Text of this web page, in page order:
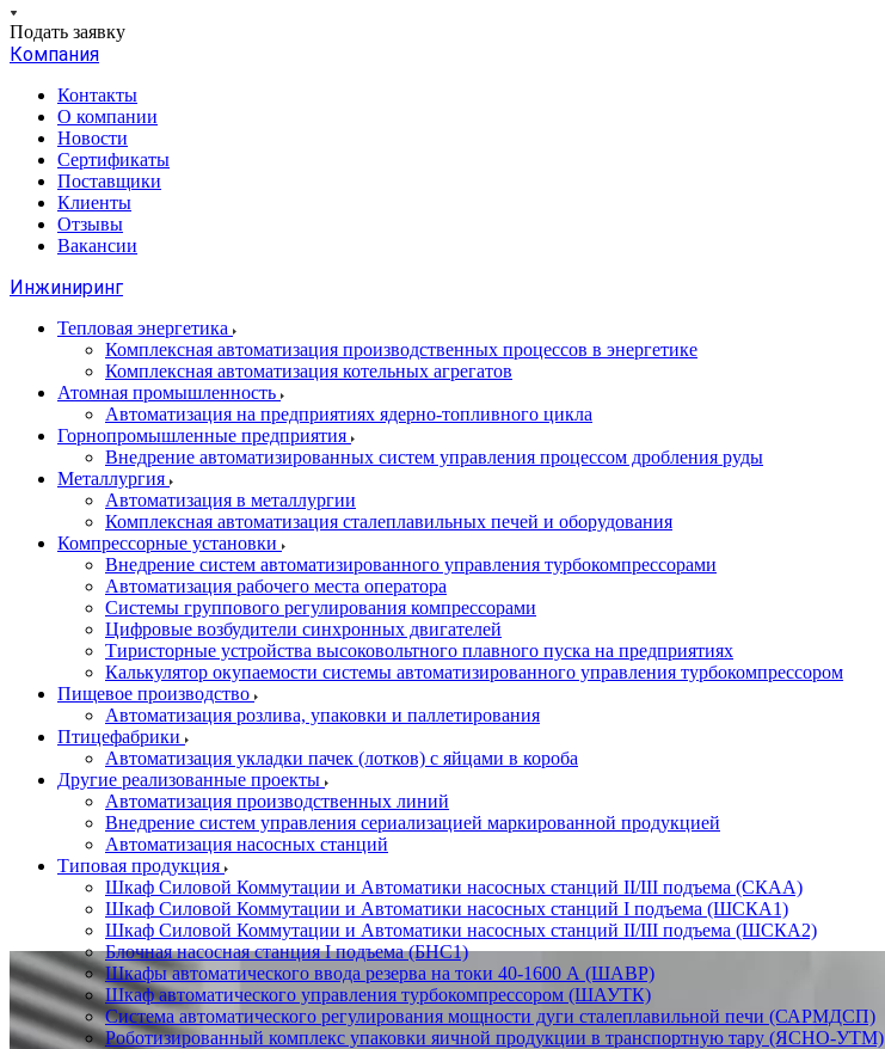
Подать заявку
Компания
Контакты
О компании
Новости
Сертификаты
Поставщики
Клиенты
Отзывы
Вакансии
Инжиниринг
Тепловая энергетика
Комплексная автоматизация производственных процессов в энергетике
Комплексная автоматизация котельных агрегатов
Атомная промышленность
Автоматизация на предприятиях ядерно-топливного цикла
Горнопромышленные предприятия
Внедрение автоматизированных систем управления процессом дробления руды
Металлургия
Автоматизация в металлургии
Комплексная автоматизация сталеплавильных печей и оборудования
Компрессорные установки
Внедрение систем автоматизированного управления турбокомпрессорами
Автоматизация рабочего места оператора
Системы группового регулирования компрессорами
Цифровые возбудители синхронных двигателей
Тиристорные устройства высоковольтного плавного пуска на предприятиях
Калькулятор окупаемости системы автоматизированного управления турбокомпрессором
Пищевое производство
Автоматизация розлива, упаковки и паллетирования
Птицефабрики
Автоматизация укладки пачек (лотков) с яйцами в короба
Другие реализованные проекты
Автоматизация производственных линий
Внедрение систем управления сериализацией маркированной продукцией
Автоматизация насосных станций
Типовая продукция
Шкаф Силовой Коммутации и Автоматики насосных станций II/III подъема (СКАА)
Шкаф Силовой Коммутации и Автоматики насосных станций I подъема (ШСКА1)
Шкаф Силовой Коммутации и Автоматики насосных станций II/III подъема (ШСКА2)
Блочная насосная станция I подъема (БНС1)
Шкафы автоматического ввода резерва на токи 40-1600 А (ШАВР)
Шкаф автоматического управления турбокомпрессором (ШАУТК)
Система автоматического регулирования мощности дуги сталеплавильной печи (САРМДСП)
Роботизированный комплекс упаковки яичной продукции в транспортную тару (ЯСНО-УТМ)